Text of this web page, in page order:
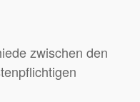
zwischen den